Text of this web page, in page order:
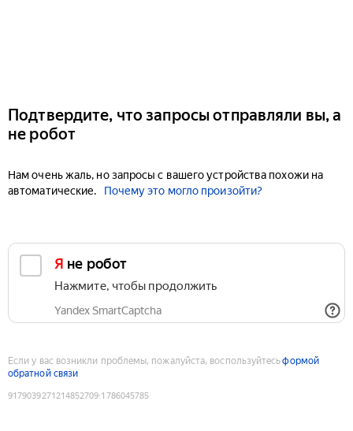
Подтвердите, что запросы отправляли вы, а
не робот
Нам очень жаль, но запросы с вашего устройства похожи на
автоматические.
Почему это могло произойти?
Я не робот
Нажмите, чтобы продолжить
Yandex SmartCaptcha
Если у вас возникли проблемы, пожалуйста, воспользуйтесьформой
обратной связи
9179039271214852709:1786045785